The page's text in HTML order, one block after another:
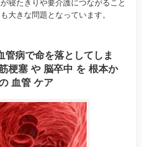
寝たきりや要介護につながること
大きな問題となっています。
管病で命を落としてしま
梗塞 や 脳卒中 を 根本か
血管 ケア